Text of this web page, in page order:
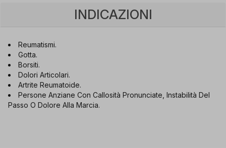
INDICAZIONI
Reumatismi.
Gotta.
Borsiti.
Dolori Articolari.
Artrite Reumatoide.
Persone Anziane Con Callosità Pronunciate, Instabilità Del
Passo O Dolore Alla Marcia.